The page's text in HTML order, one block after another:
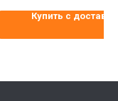
Купить с